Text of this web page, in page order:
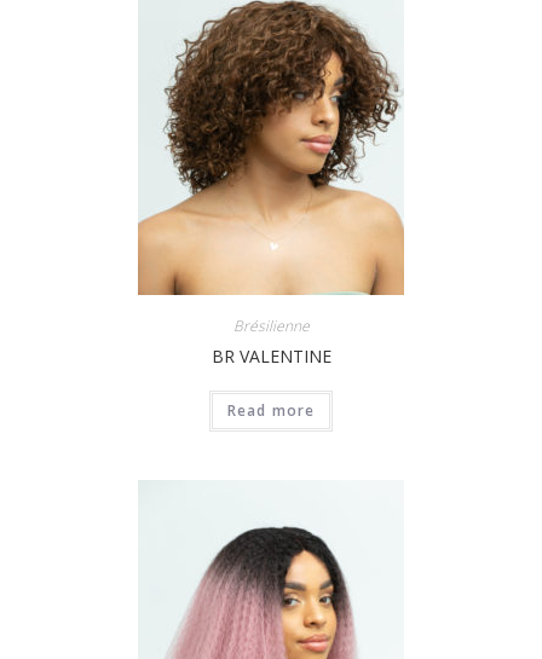
Brésilienne
BR VALENTINE
Read more